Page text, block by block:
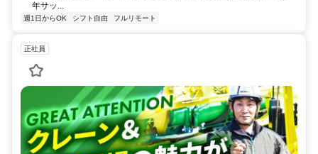
年サッ...
週1日からOK シフト自由 フルリモート
正社員